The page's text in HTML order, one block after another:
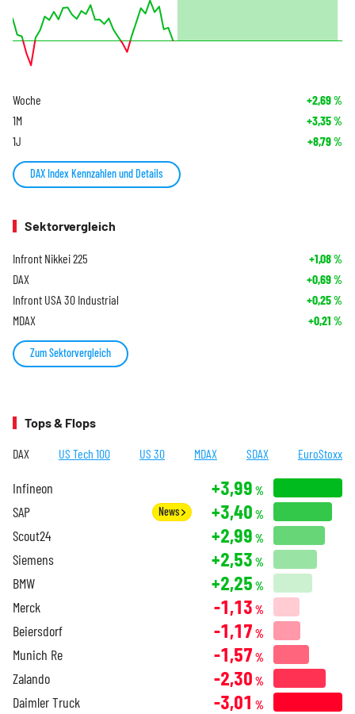
Woche +2,69%
1M +3,35%
1J +8,79%
DAX Index Kennzahlen und Details
Sektorvergleich
Infront Nikkei 225 +1,08%
DAX +0,69%
Infront USA 30 Industrial +0,25%
MDAX +0,21 %
Zum Sektorvergleich
Tops & Flops
DAX US Tech 100 US 30 MDAX SDAX EuroStoxx
Infineon +3,99 %
SAP News +3,40 %
Scout24 +2,99 %
Siemens +2,53 %
BMW +2,25 %
Merck -1,13 %
Beiersdorf -1,17 %
Munich Re -1,57 %
Zalando -2,30 %
Daimler Truck -3,01 %